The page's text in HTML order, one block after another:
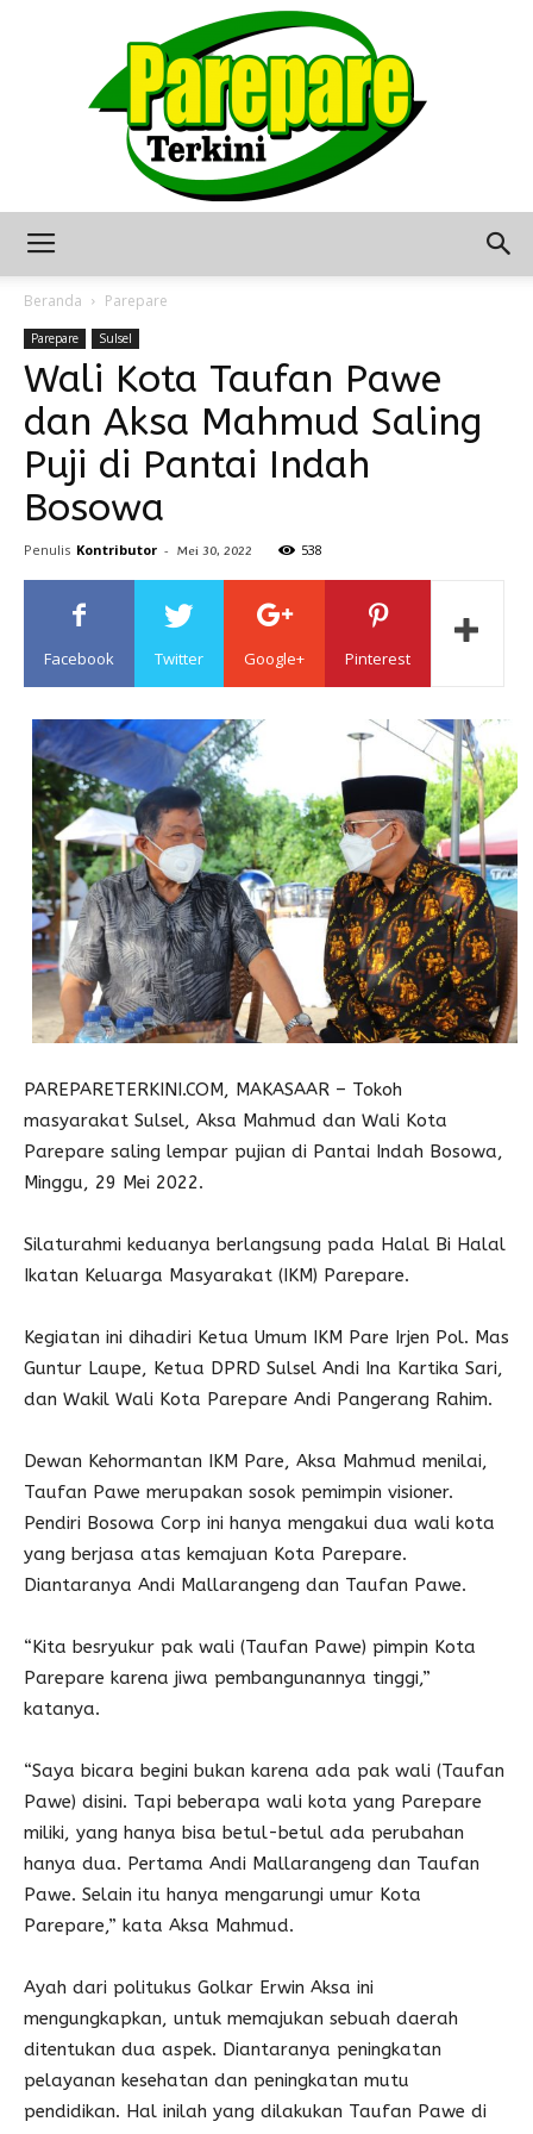
Terkini
Seputar
Sulawesi
Beranda Parepare
Parepare Sulsel
Wali Kota Taufan Pawe
dan Aksa Mahmud Saling
Puji di Pantai Indah
Bosowa
Penulis Kontributor - Mei 30, 2022 538
Facebook Twitter Google+ Pinterest
PAREPARETERKINI.COM, MAKASAAR – Tokoh
masyarakat Sulsel, Aksa Mahmud dan Wali Kota
Parepare saling lempar pujian di Pantai Indah Bosowa,
Minggu, 29 Mei 2022.
Silaturahmi keduanya berlangsung pada Halal Bi Halal
Ikatan Keluarga Masyarakat (IKM) Parepare.
Kegiatan ini dihadiri Ketua Umum IKM Pare Irjen Pol. Mas
Guntur Laupe, Ketua DPRD Sulsel Andi Ina Kartika Sari,
dan Wakil Wali Kota Parepare Andi Pangerang Rahim.
Dewan Kehormantan IKM Pare, Aksa Mahmud menilai,
Taufan Pawe merupakan sosok pemimpin visioner.
Pendiri Bosowa Corp ini hanya mengakui dua wali kota
yang berjasa atas kemajuan Kota Parepare.
Diantaranya Andi Mallarangeng dan Taufan Pawe.
“Kita besryukur pak wali (Taufan Pawe) pimpin Kota
Parepare karena jiwa pembangunannya tinggi,”
katanya.
“Saya bicara begini bukan karena ada pak wali (Taufan
Pawe) disini. Tapi beberapa wali kota yang Parepare
miliki, yang hanya bisa betul-betul ada perubahan
hanya dua. Pertama Andi Mallarangeng dan Taufan
Pawe. Selain itu hanya mengarungi umur Kota
Parepare,” kata Aksa Mahmud.
Ayah dari politukus Golkar Erwin Aksa ini
mengungkapkan, untuk memajukan sebuah daerah
ditentukan dua aspek. Diantaranya peningkatan
pelayanan kesehatan dan peningkatan mutu
pendidikan. Hal inilah yang dilakukan Taufan Pawe di